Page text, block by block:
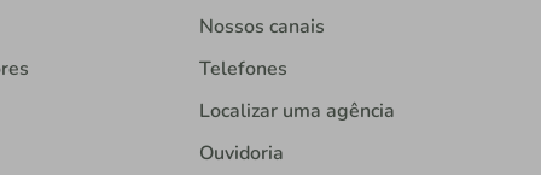
Nossos canais
Telefones
Localizar uma agência
Ouvidoria